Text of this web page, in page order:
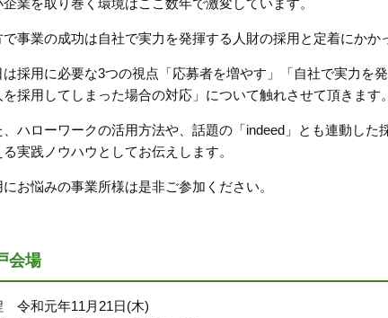
で事業の成功は自社で実力を発揮する人財の採用と定着にかか
は採用に必要な3つの視点「応募者を増やす」「自社で実力を
を採用してしまった場合の対応」について触れさせて頂きます。
、ハローワークの活用方法や、話題の「indeed」とも連動した
実践ノウハウとしてお伝えします。
にお悩みの事業所様は是非ご参加ください。
会場
令和元年11月21日(木)